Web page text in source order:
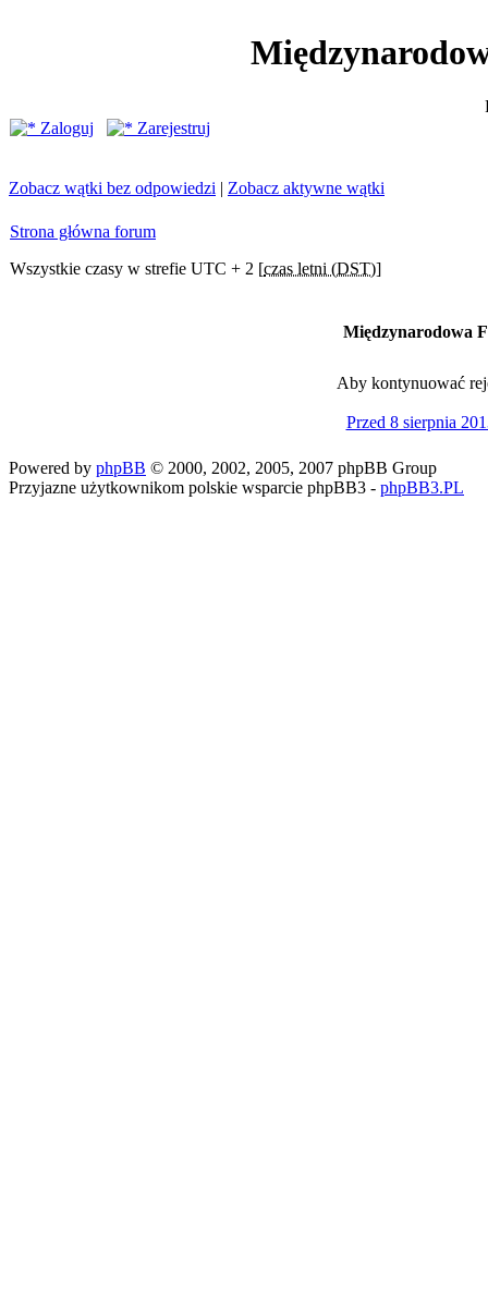
Zaloguj
Zarejestruj
Zobacz wątki bez odpowiedzi | Zobacz aktywne wątki
Strona główna forum
Wszystkie czasy w strefie UTC + 2 [czas letni (DST)]
Międzynarodowa
Aby kontynuować
Przed 8 sierpnia
Powered by phpBB © 2000, 2002, 2005, 2007 phpBB Group
Przyjazne użytkownikom polskie wsparcie phpBB3 - phpBB3.PL